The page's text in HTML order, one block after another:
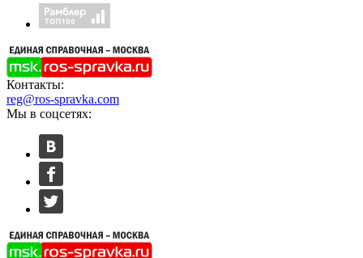
Контакты:
reg@ros-spravka.com
Мы в соцсетях: